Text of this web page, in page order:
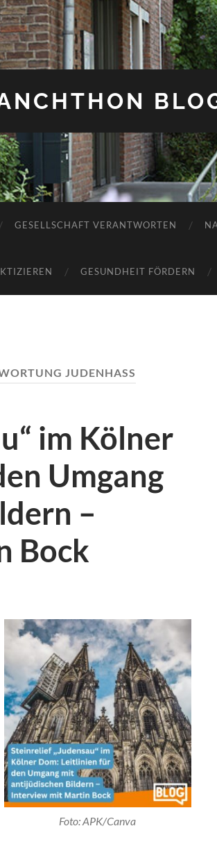
GESELLSCHAFT VERANTWORTEN
GESUNDHEIT FÖRDERN
JUDENHASS
im Kölner
Umgang
–
Bock
Foto: APK/Canva